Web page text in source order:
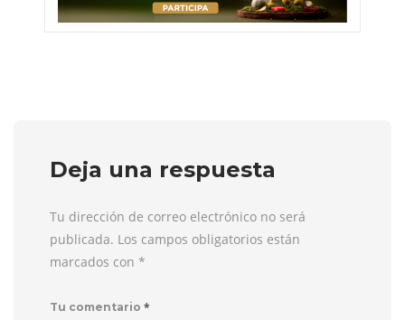
Deja una respuesta
Tu dirección de correo electrónico no será
publicada. Los campos obligatorios están
marcados con *
Tu comentario *